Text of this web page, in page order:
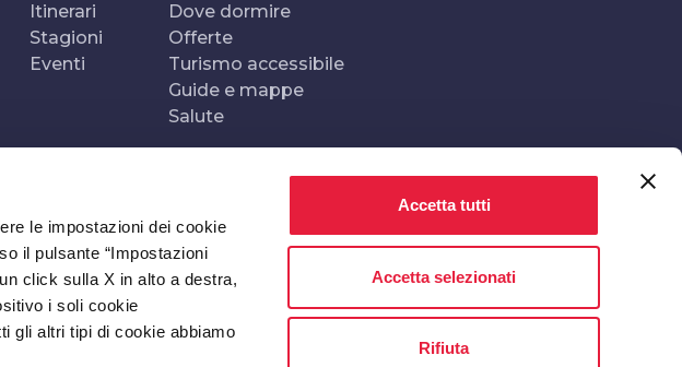
le impostazioni dei cookie
il pulsante “Impostazioni
click sulla X in alto a destra,
i soli cookie
gli altri tipi di cookie abbiamo
Accetta tutti
Accetta selezionati
Rifiuta
Itinerari
Stagioni
Eventi
Dove dormire
Offerte
Turismo accessibile
Guide e mappe
Salute
In collaborazione con